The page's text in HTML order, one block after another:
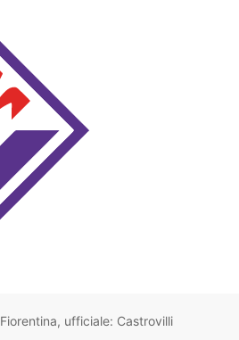
Fiorentina, ufficiale: Castrovilli